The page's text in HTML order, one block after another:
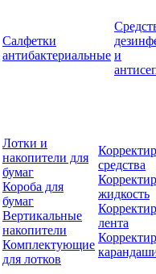
Салфетки
антибактериальные и
Лотки и
накопители для
бумаг
Короба для
бумаг
Вертикальные
накопители
Комплектующие
для лотков
средства
жидкость
лента